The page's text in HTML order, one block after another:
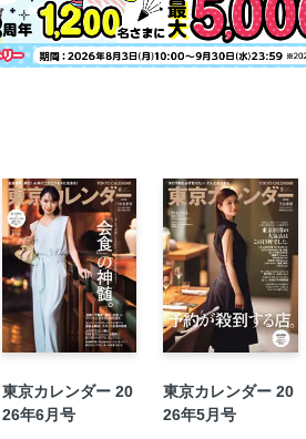
Navigator 岩田
SPECIAL TALK
Next Issue
東京カレンダー 20
26年6月号
東京カレンダー 20
26年5月号